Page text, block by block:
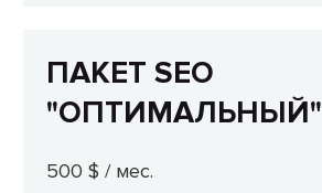
ПАКЕТ SEO
"ОПТИМАЛЬНЫЙ"
500 $ / мес.